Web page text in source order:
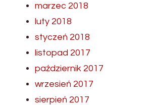
marzec 2018
luty 2018
styczeń 2018
listopad 2017
październik 2017
wrzesień 2017
sierpień 2017